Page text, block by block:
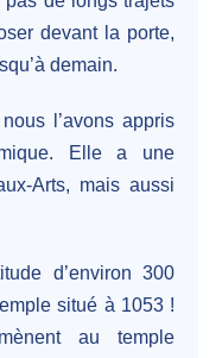
devant la porte,
demain.
l’avons appris
Elle a une
Arts, mais aussi
d’environ 300
situé à 1053 !
au temple